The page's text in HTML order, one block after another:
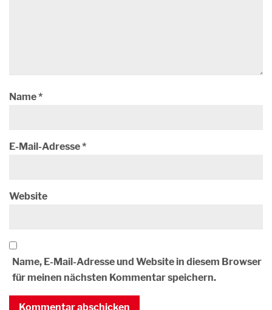
Name*
E-Mail-Adresse*
Website
Name, E-Mail-Adresse und Website in diesem Browser
für meinen nächsten Kommentar speichern.